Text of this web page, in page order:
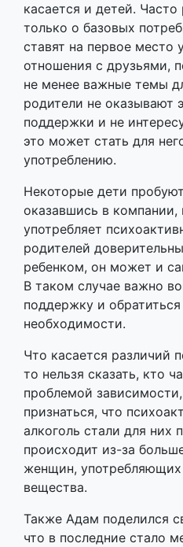
касается и детей. Часто
только о базовых
ставят на первое место
отношения с друзьями,
не менее важные темы
родители не оказывают
поддержки и не
это может стать для
употреблению.
Некоторые дети
оказавшись в компании,
употребляет
родителей
ребенком, он может и
В таком случае важно
поддержку и
необходимости.
Что касается различий
то нельзя сказать, кто
проблемой
признаться, что
алкоголь стали для них
происходит из-за
женщин,
вещества.
Также Адам поделился
что в последние стало